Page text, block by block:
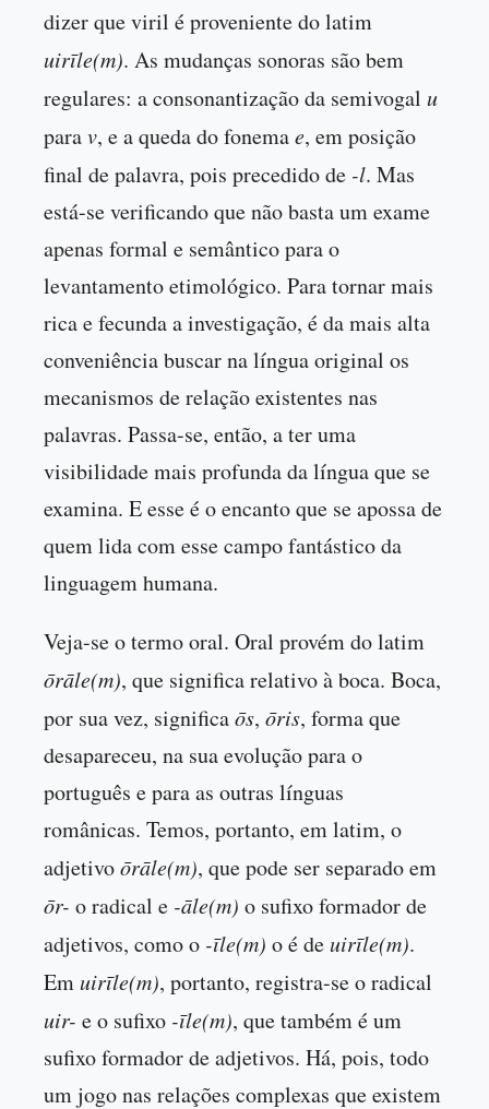
dizer que viril é proveniente do latim
uirīle(m). As mudanças sonoras são bem
regulares: a consonantização da semivogal u
parav, e a queda do fonemae, em posição
final de palavra, pois precedido de -l. Mas
está-se verificando que não basta um exame
apenas formal e semântico para o
levantamento etimológico. Para tornar mais
rica e fecunda a investigação, é da mais alta
conveniência buscar na língua original os
mecanismos de relação existentes nas
palavras. Passa-se, então, a ter uma
visibilidade mais profunda da língua que se
examina. E esse é o encanto que se apossa de
quem lida com esse campo fantástico da
linguagem humana.
Veja-se o termo oral. Oral provém do latim
ōrāle(m), que significa relativo à boca. Boca,
por sua vez, significaōs, ōris, forma que
desapareceu, na sua evolução para o
português e para as outras línguas
românicas. Temos, portanto, em latim, o
adjetivoōrāle(m), que pode ser separado em
ōr- o radical e -āle(m) o sufixo formador de
adjetivos, como o -īle(m) o é deuirīle(m).
Emuirīle(m), portanto, registra-se o radical
uir- e o sufixo -īle(m), que também é um
sufixo formador de adjetivos. Há, pois, todo
um jogo nas relações complexas que existem